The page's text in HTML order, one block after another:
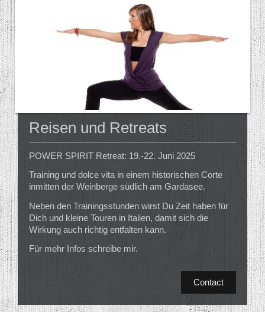
Reisen und Retreats
POWER SPIRIT Retreat: 19.-22. Juni 2025
Training und dolce vita in einem historischen Corte
inmitten der Weinberge südlich am Gardasee.
Neben den Trainingsstunden wirst Du Zeit haben für
Dich und kleine Touren in Italien, damit sich die
Wirkung auch richtig entfalten kann.
Für mehr Infos schreibe mir.
Contact